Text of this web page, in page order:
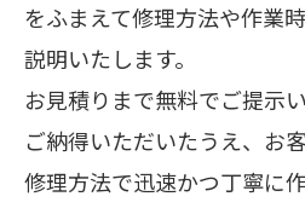
をふまえて修理方法や作業
説明いたします。
お見積りまで無料でご提示い
ご納得いただいたうえ、お
修理方法で迅速かつ丁寧に